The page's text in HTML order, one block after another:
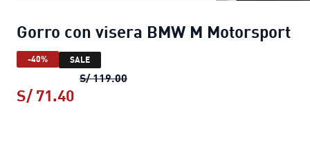
Gorro con visera BMW M Motorsport
-40% SALE
S/ 119.00Gorro con visera BMW M
S/ 71.40